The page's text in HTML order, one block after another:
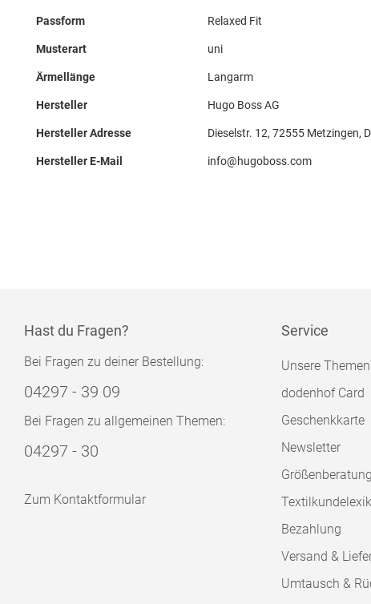
Passform Relaxed Fit
Musterart uni
Ärmellänge Langarm
Hersteller Hugo Boss AG
Hersteller Adresse Dieselstr. 12, 72555 Metzingen,
Hersteller E-Mail info@hugoboss.com
Hast du Fragen?
Bei Fragen zu deiner Bestellung:
04297 - 39 09
Bei Fragen zu allgemeinen Themen:
04297 - 30
Zum Kontaktformular
Service
Unsere
dodenhof Card
Geschenkkarte
Newsletter
Größenberatung
Bezahlung
Versand &
Umtausch &